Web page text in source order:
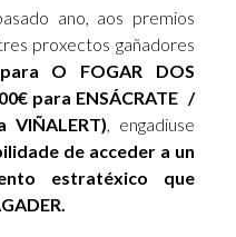
ano, aos premios
proxectos gañadores
O FOGAR DOS
para ENSÁCRATE /
VIÑALERT), engadiuse
de acceder a un
estratéxico que